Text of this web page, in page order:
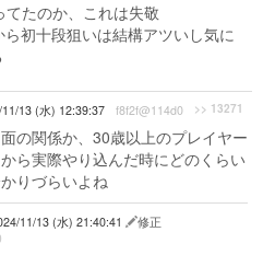
たのか、これは失敬
初十段狙いは結構アツいし気に
13 (水) 12:39:37 f8f2f@114d0 >> 13271
の関係か、30歳以上のプレイヤー
ら実際やり込んだ時にどのくらい
りづらいよね
11/13 (水) 21:40:41
修正